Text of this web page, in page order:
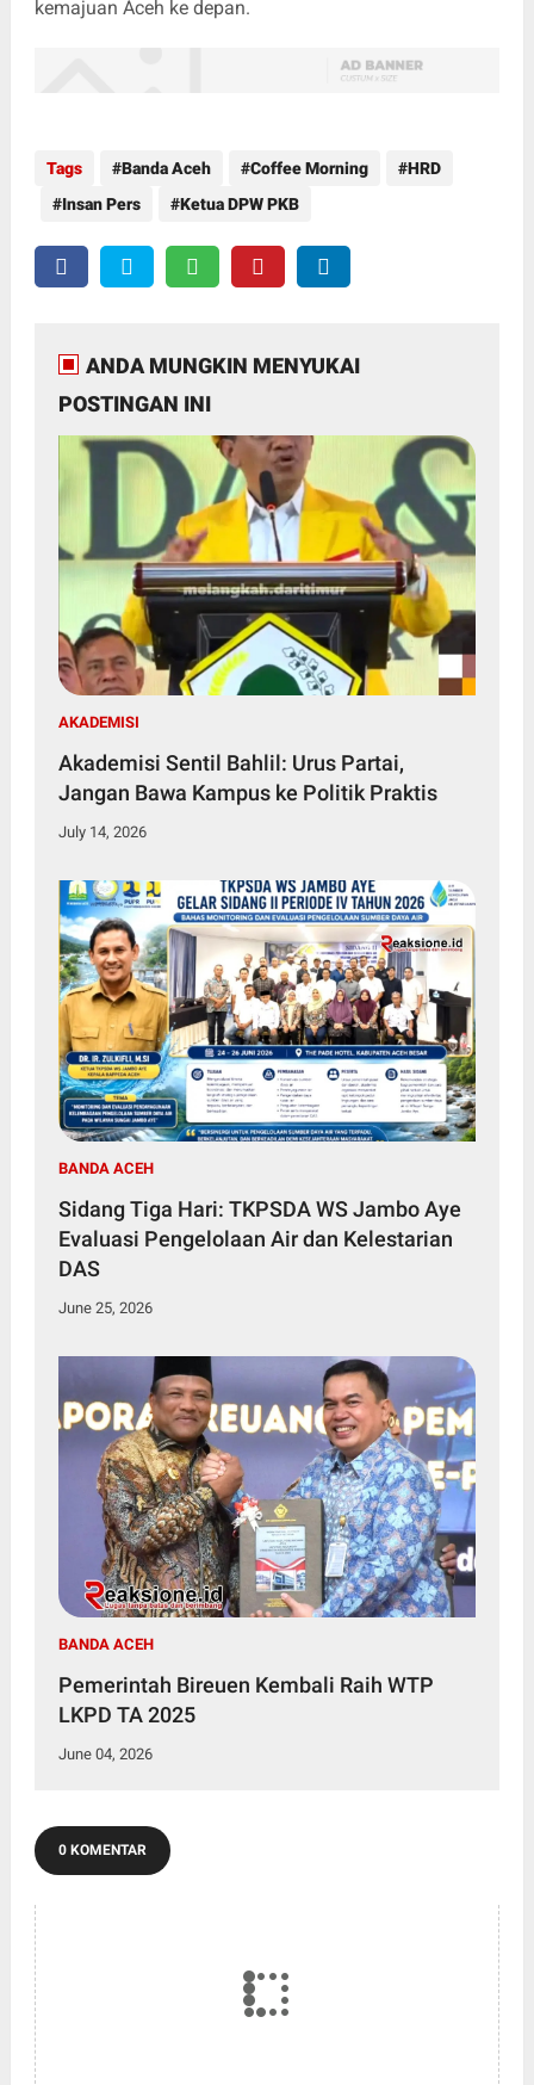
kemajuan Aceh ke depan.
Tags Banda Aceh Coffee Morning
HRD
Insan Pers
Ketua DPW PKB
ANDA MUNGKIN MENYUKAI
POSTINGAN INI
AKADEMISI
Akademisi Sentil Bahlil: Urus Partai,
Jangan Bawa Kampus ke Politik Praktis
July 14, 2026
BANDA ACEH
Sidang Tiga Hari: TKPSDA WS Jambo Aye
Evaluasi Pengelolaan Air dan Kelestarian
DAS
June 25, 2026
BANDA ACEH
Pemerintah Bireuen Kembali Raih WTP
LKPD TA 2025
June 04, 2026
0 KOMENTAR